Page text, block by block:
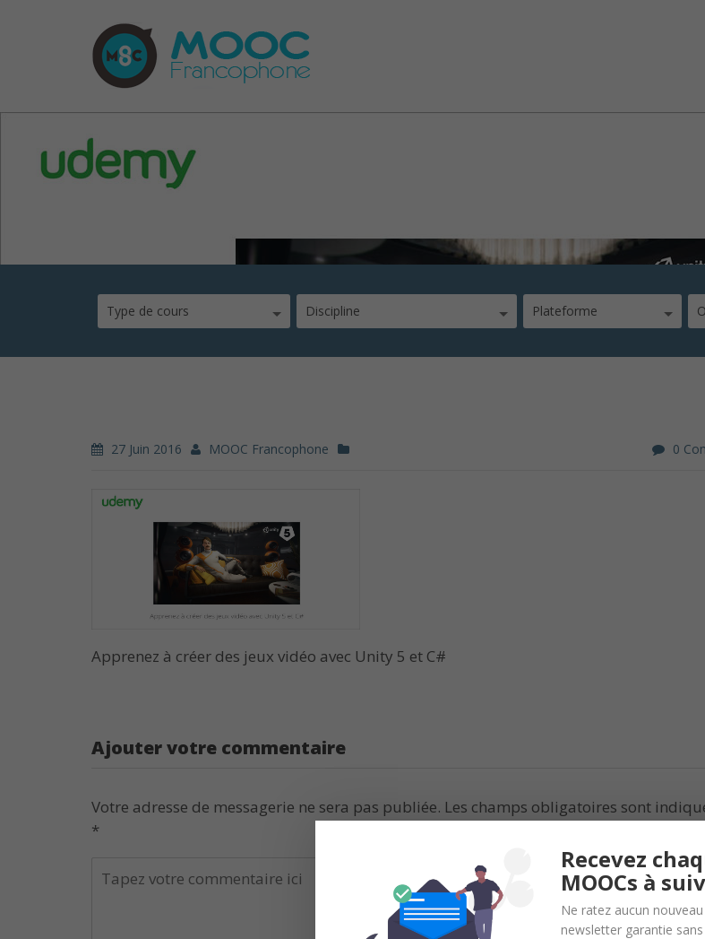
Apprenez à créer des jeux vidéo avec Unity
Type de cours Discipline Plateforme
27 Juin 2016 MOOC Francophone 0
Apprenez à créer des jeux vidéo avec Unity 5 et C#
Ajouter votre commentaire
Votre adresse de messagerie ne sera pas publiée. Les champs obligatoires sont
*
Recevez
MOOCs à
Ne ratez aucun
newsletter garantie